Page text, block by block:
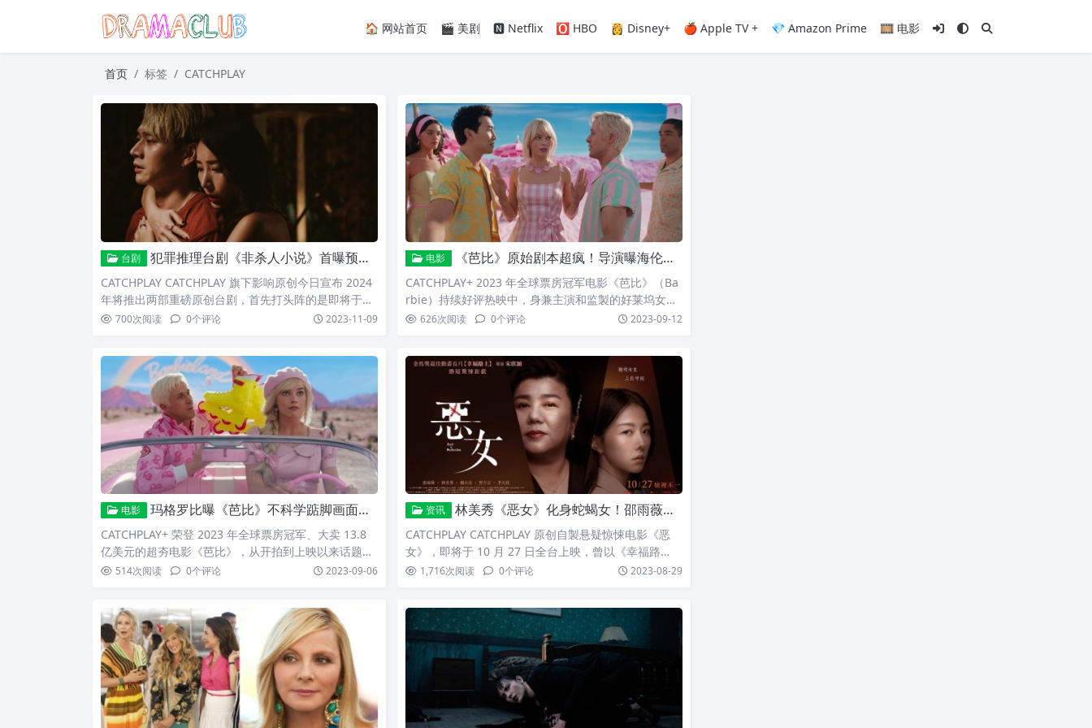
🏠 网站首页 🎬 美剧 🅽 Netflix 🅾️ HBO 👸 Disney+ 🍎 Apple TV + 💎 Amazon Prime 🎞️ 电影
首页 标签 CATCHPLAY
台剧 犯罪推理台剧《非杀人小说》首曝预告！刘冠廷、隋棠一夜激情捲入命案
CATCHPLAY CATCHPLAY 旗下影响原创今日宣布 2024
年将推出两部重磅原创台剧，首先打头阵的是即将于明
年一月上架的犯罪推理旗舰台剧《非杀人小说》（Not
自作家李桐豪的同名小说，故事以一起公寓大楼的离奇
命案为开端，层层揭开一连串意外的发展。在今日释出
的前导预告中，可以看
700次阅读 0个评论 2023-11-09
电影 《芭比》原始剧本超疯！导演曝海伦米兰英国腔飙髒话被删
CATCHPLAY+ 2023 年全球票房冠军电影《芭比》（Ba
rbie）持续好评热映中，身兼主演和监製的好莱坞女星
玛格罗比（Margot Robbie）全程参与电影的开发和製
导葛莉塔洁薇（Greta Gerwig）日前受访时终于揭露
《芭比》初版剧本被打枪的原因，她笑说：我们本来想
在剧本第一页加入一句
626次阅读 0个评论 2023-09-12
电影 玛格罗比曝《芭比》不科学踮脚画面祕辛！雷恩葛斯林太会放电让同片男星差点沦陷
CATCHPLAY+ 荣登 2023 年全球票房冠军、大卖 13.8
亿美元的超夯电影《芭比》，从开拍到上映以来话题不
断，好莱坞女星玛格罗比（Margot Robbie）戏里戏外
辛，这一幕竟完全没有使用任何特效，而是使用最传统
的方式拍成，她说：那一幕大概拍了八次，我们在高跟
鞋底下黏了双面胶，这样我抬起脚
514次阅读 0个评论 2023-09-06
资讯 林美秀《恶女》化身蛇蝎女！邵雨薇挑战女主播角色查命案真相
CATCHPLAY CATCHPLAY 原创自製悬疑惊悚电影《恶
女》，即将于 10 月 27 日全台上映，曾以《幸福路
上》夺下第 55 届金马最佳动画长片并代表台湾角逐奥
的影后林美秀颠覆银幕形象化身辛辣蛇蝎女，而饰演新
闻主播的邵雨薇则因父亲爱上蛇蝎女也被捲入杀人案件
中；被指控杀人的林美秀声称没有杀任何
1,716次阅读 0个评论 2023-08-29